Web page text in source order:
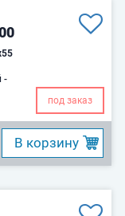
-
под заказ
B корзину